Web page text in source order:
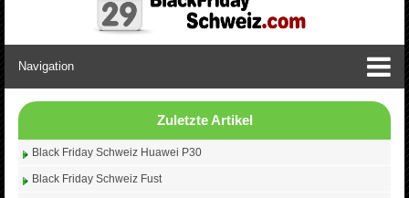
Navigation
Zuletzte Artikel
Black Friday Schweiz Huawei P30
Black Friday Schweiz Fust